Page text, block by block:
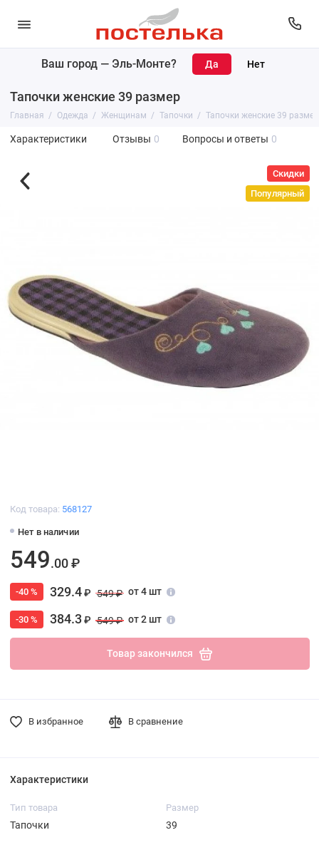
Ваш город — Эль-Монте?
Тапочки женские 39 размер
Главная Одежда Женщинам Тапочки Тапочки женские 39 размер
Характеристики Отзывы 0 Вопросы и ответы 0
Скидки
Популярный
Код товара: 568127
Нет в наличии
549.00 ₽
-40 % 329.4₽ 549 ₽ от 4 шт
-30 % 384.3₽ 549 ₽ от 2 шт
Товар закончился
В избранное В сравнение
Характеристики
Тип товара
Тапочки
Размер
39